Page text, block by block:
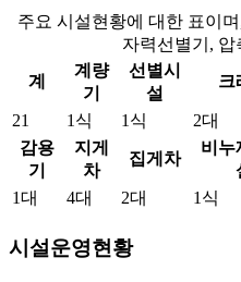
주요 시설현황에 대한 표이
자력선별기,
계
계량
기
선별시
설
크
21 1식 1식 2대
감용
기
지게
차
집게차
비누
1대
4대 2대 1식
시설운영현황